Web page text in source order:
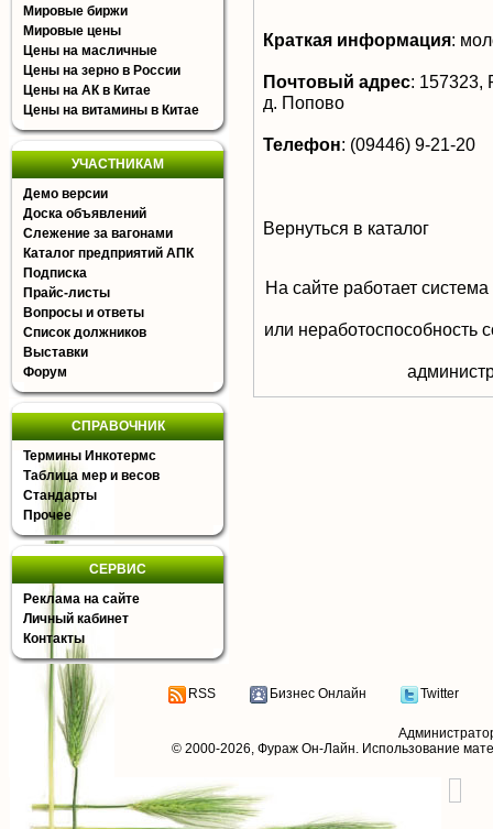
Мировые биржи
Мировые цены
Цены на масличные
Цены на зерно в России
Цены на АК в Китае
Цены на витамины в Китае
УЧАСТНИКАМ
Демо версии
Доска объявлений
Слежение за вагонами
Каталог предприятий АПК
Подписка
Прайс-листы
Вопросы и ответы
Список должников
Выставки
Форум
СПРАВОЧНИК
Термины Инкотермс
Таблица мер и весов
Стандарты
Прочее
СЕРВИС
Реклама на сайте
Личный кабинет
Контакты
Краткая информация:
Почтовый адрес: 157323,
д. Попово
Телефон: (09446) 9-21-20
Вернуться в каталог
На сайте работает
или неработоспособность
RSS Бизнес Онлайн Twitter
© 2000-2026, Фураж Он-Лайн. Использование